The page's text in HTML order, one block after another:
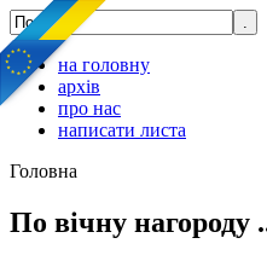
на головну
архів
про нас
написати листа
Головна
По вічну нагороду